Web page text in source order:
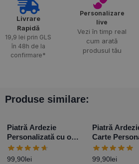
Livrare
Rapidă​
19,9 lei prin GLS
în 48h de la
confirmare*
Personalizare
live
Vezi în timp real
cum arată
produsul tău
Produse similare:
Piatră Ardezie
Personalizată cu o
poză și mesaj –
Elegance
99,90lei
Piatră
Carte
cu o poză și
99,90lei